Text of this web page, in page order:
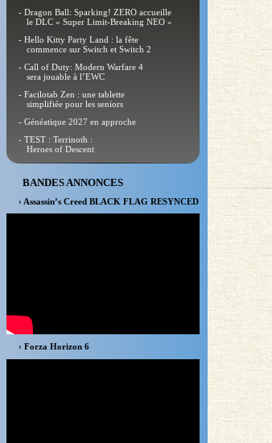
- Dragon Ball: Sparking! ZERO accueille
le DLC « Super Limit-Breaking NEO »
- Hello Kitty Party Land : la fête
commence sur Switch et Switch 2
- Call of Duty: Modern Warfare 4
sera jouable à l’EWC
- Facilotab Zen : une tablette
simplifiée pour les seniors
- Généatique 2027 en approche
- TEST : Terrinoth :
Heroes of Descent
BANDES ANNONCES
› Assassin’s Creed BLACK FLAG RESYNCED
› Forza Horizon 6